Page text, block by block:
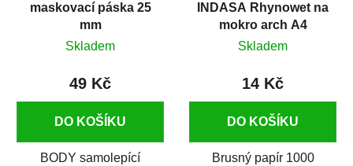
maskovací páska 25
mm
Skladem
49 Kč
DO KOŠÍKU
BODY samolepící
INDASA Rhynowet na
mokro arch A4
Skladem
14 Kč
DO KOŠÍKU
Brusný papír 1000